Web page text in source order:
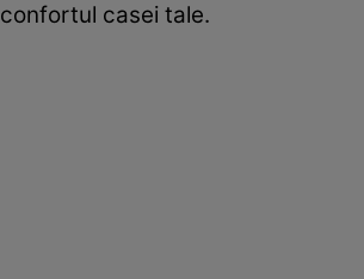
confortul casei tale.